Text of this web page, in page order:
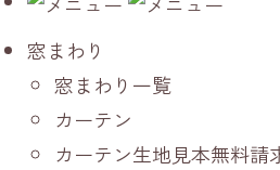
窓まわり
窓まわり一覧
カーテン
カーテン生地見本無料請